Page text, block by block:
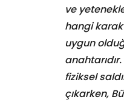
ve
hangi
uygun
fiziksel
çıkarken,